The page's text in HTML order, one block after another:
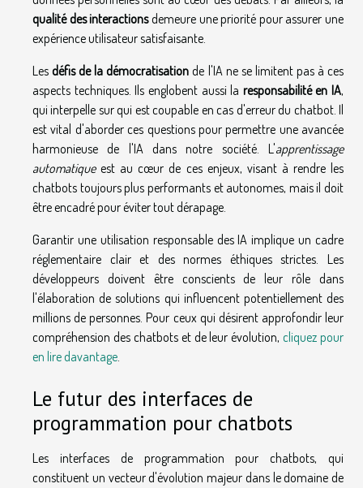
qualité des interactionsdemeure une priorité pour assurer une
expérience utilisateur satisfaisante.
Lesdéfis de la démocratisation de l'IA ne se limitent pas à ces
aspects techniques. Ils englobent aussi la responsabilité en IA,
qui interpelle sur qui est coupable en cas d'erreur du chatbot. Il
est vital d'aborder ces questions pour permettre une avancée
harmonieuse de l'IA dans notre société. L'apprentissage
automatiqueest au cœur de ces enjeux, visant à rendre les
chatbots toujours plus performants et autonomes, mais il doit
être encadré pour éviter tout dérapage.
Garantir une utilisation responsable des IA implique un cadre
réglementaire clair et des normes éthiques strictes. Les
développeurs doivent être conscients de leur rôle dans
l'élaboration de solutions qui influencent potentiellement des
millions de personnes. Pour ceux qui désirent approfondir leur
compréhension des chatbots et de leur évolution,cliquez pour
en lire davantage.
Le futur des interfaces de
programmation pour chatbots
Les interfaces de programmation pour chatbots, qui
constituent un vecteur d'évolution majeur dans le domaine de